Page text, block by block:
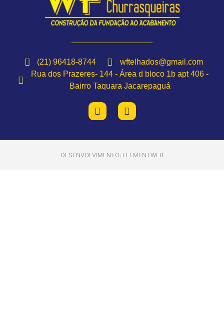
(21) 96418-8744
wftelhados@gmail.com
Rua dos Prazeres- 144 - Área d bloco 1b apt 406 -
Bairro Taquara Jacarepaguá
DESENVOLVIMENTO: ELEMENTWEB